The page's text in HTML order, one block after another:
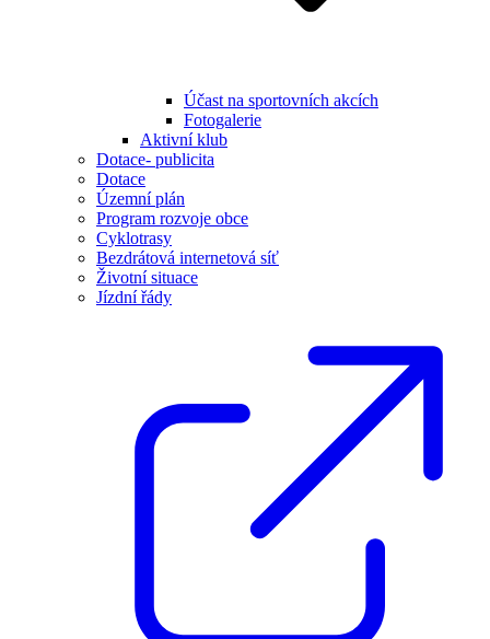
Účast na sportovních akcích
Fotogalerie
Aktivní klub
Dotace- publicita
Dotace
Územní plán
Program rozvoje obce
Cyklotrasy
Bezdrátová internetová síť
Životní situace
Jízdní řády